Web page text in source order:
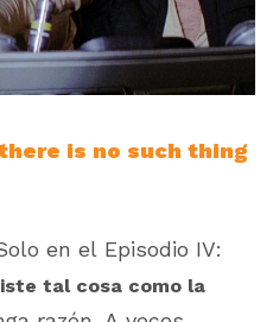
is no such thing
en el Episodio IV:
tal cosa como la